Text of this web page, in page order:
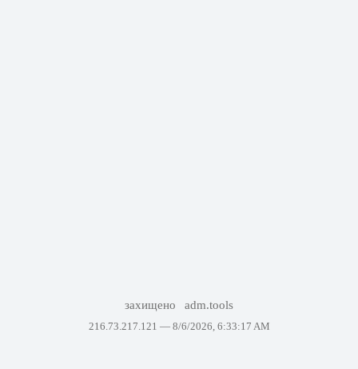
захищено adm.tools
216.73.217.121 — 8/6/2026, 6:33:17 AM